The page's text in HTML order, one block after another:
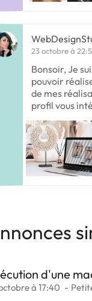
23 octobre à
Bonsoir, Je
pouvoir
de mes
profil vous
d'une
à 17:40